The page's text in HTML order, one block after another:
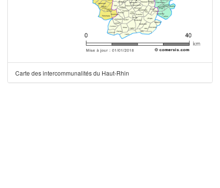
Carte des intercommunalités du Haut-Rhin